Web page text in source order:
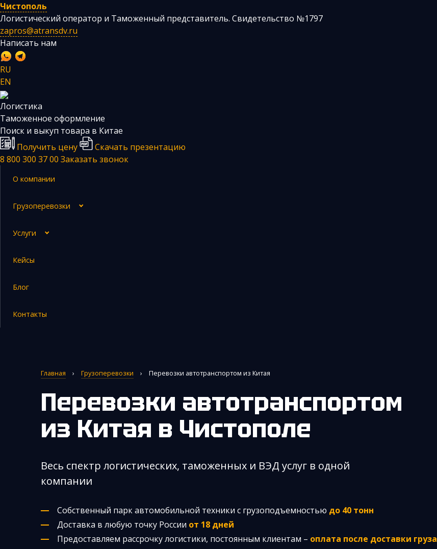
Чистополь
Логистический оператор и Таможенный представитель. Свидетельство №1797
zapros@atransdv.ru
Написать нам
RU
EN
Логистика
Таможенное оформление
Поиск и выкуп товара в Китае
Получить цену
Скачать презентацию
8 800 300 37 00 Заказать звонок
О компании
Грузоперевозки
Услуги
Кейсы
Блог
Контакты
Перевозки автотранспортом из Китая
Авиаперевозки из Китая
Железнодорожные перевозки из Китая
Негабаритные и многотоннажные грузы из Китая
Таможенное оформление
Главная › Грузоперевозки › Перевозки автотранспортом из Китая
Перевозки автотранспортом
из Китая в Чистополе
Весь спектр логистических, таможенных и ВЭД услуг в одной
компании
Собственный парк автомобильной техники с грузоподъемностью до 40 тонн
Доставка в любую точку России от 18 дней
Предоставляем рассрочку логистики, постоянным клиентам – оплата после доставки груза